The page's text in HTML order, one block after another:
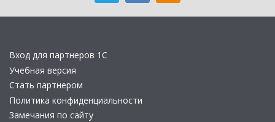
Вход для партнеров 1С
Учебная версия
Стать партнером
Политика конфиденциальности
Замечания по сайту